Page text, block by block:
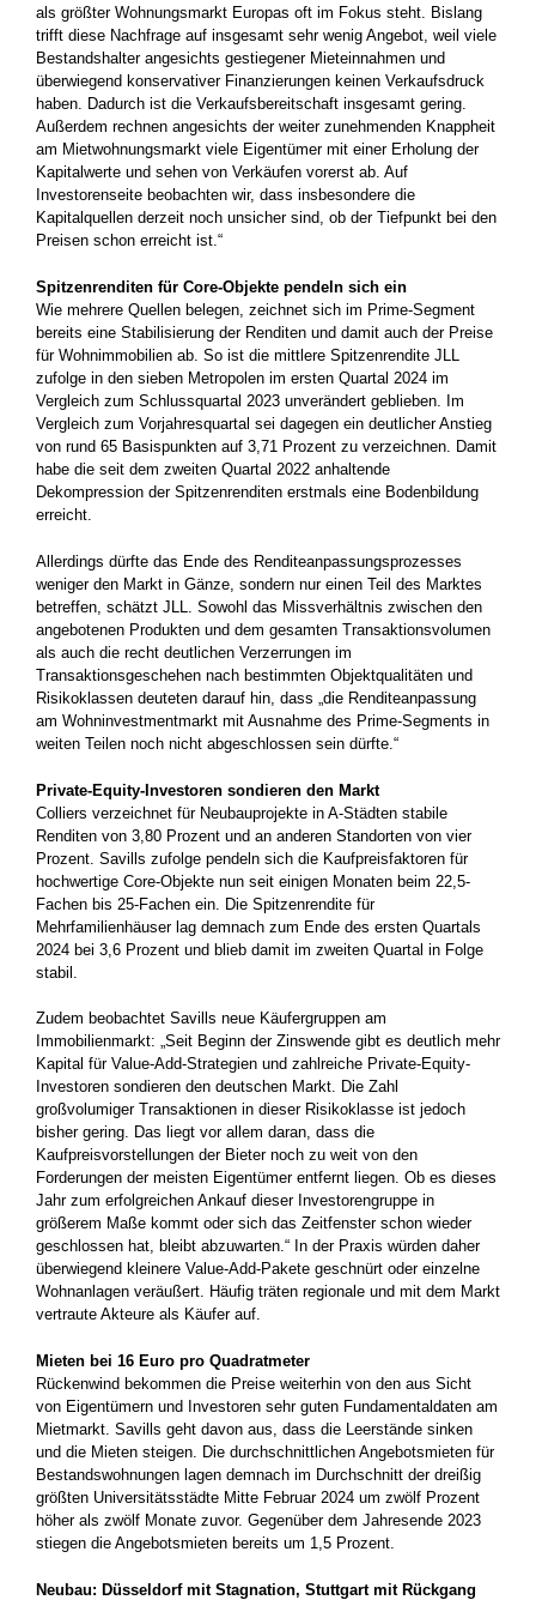
als größter Wohnungsmarkt Europas oft im Fokus steht. Bislang
trifft diese Nachfrage auf insgesamt sehr wenig Angebot, weil viele
Bestandshalter angesichts gestiegener Mieteinnahmen und
überwiegend konservativer Finanzierungen keinen Verkaufsdruck
haben. Dadurch ist die Verkaufsbereitschaft insgesamt gering.
Außerdem rechnen angesichts der weiter zunehmenden Knappheit
am Mietwohnungsmarkt viele Eigentümer mit einer Erholung der
Kapitalwerte und sehen von Verkäufen vorerst ab. Auf
Investorenseite beobachten wir, dass insbesondere die
Kapitalquellen derzeit noch unsicher sind, ob der Tiefpunkt bei den
Preisen schon erreicht ist.“
Spitzenrenditen für Core-Objekte pendeln sich ein
Wie mehrere Quellen belegen, zeichnet sich im Prime-Segment
bereits eine Stabilisierung der Renditen und damit auch der Preise
für Wohnimmobilien ab. So ist die mittlere Spitzenrendite JLL
zufolge in den sieben Metropolen im ersten Quartal 2024 im
Vergleich zum Schlussquartal 2023 unverändert geblieben. Im
Vergleich zum Vorjahresquartal sei dagegen ein deutlicher Anstieg
von rund 65 Basispunkten auf 3,71 Prozent zu verzeichnen. Damit
habe die seit dem zweiten Quartal 2022 anhaltende
Dekompression der Spitzenrenditen erstmals eine Bodenbildung
erreicht.
Allerdings dürfte das Ende des Renditeanpassungsprozesses
weniger den Markt in Gänze, sondern nur einen Teil des Marktes
betreffen, schätzt JLL. Sowohl das Missverhältnis zwischen den
angebotenen Produkten und dem gesamten Transaktionsvolumen
als auch die recht deutlichen Verzerrungen im
Transaktionsgeschehen nach bestimmten Objektqualitäten und
Risikoklassen deuteten darauf hin, dass „die Renditeanpassung
am Wohninvestmentmarkt mit Ausnahme des Prime-Segments in
weiten Teilen noch nicht abgeschlossen sein dürfte.“
Private-Equity-Investoren sondieren den Markt
Colliers verzeichnet für Neubauprojekte in A-Städten stabile
Renditen von 3,80 Prozent und an anderen Standorten von vier
Prozent. Savills zufolge pendeln sich die Kaufpreisfaktoren für
hochwertige Core-Objekte nun seit einigen Monaten beim 22,5-
Fachen bis 25-Fachen ein. Die Spitzenrendite für
Mehrfamilienhäuser lag demnach zum Ende des ersten Quartals
2024 bei 3,6 Prozent und blieb damit im zweiten Quartal in Folge
stabil.
Zudem beobachtet Savills neue Käufergruppen am
Immobilienmarkt: „Seit Beginn der Zinswende gibt es deutlich mehr
Kapital für Value-Add-Strategien und zahlreiche Private-Equity-
Investoren sondieren den deutschen Markt. Die Zahl
großvolumiger Transaktionen in dieser Risikoklasse ist jedoch
bisher gering. Das liegt vor allem daran, dass die
Kaufpreisvorstellungen der Bieter noch zu weit von den
Forderungen der meisten Eigentümer entfernt liegen. Ob es dieses
Jahr zum erfolgreichen Ankauf dieser Investorengruppe in
größerem Maße kommt oder sich das Zeitfenster schon wieder
geschlossen hat, bleibt abzuwarten.“ In der Praxis würden daher
überwiegend kleinere Value-Add-Pakete geschnürt oder einzelne
Wohnanlagen veräußert. Häufig träten regionale und mit dem Markt
vertraute Akteure als Käufer auf.
Mieten bei 16 Euro pro Quadratmeter
Rückenwind bekommen die Preise weiterhin von den aus Sicht
von Eigentümern und Investoren sehr guten Fundamentaldaten am
Mietmarkt. Savills geht davon aus, dass die Leerstände sinken
und die Mieten steigen. Die durchschnittlichen Angebotsmieten für
Bestandswohnungen lagen demnach im Durchschnitt der dreißig
größten Universitätsstädte Mitte Februar 2024 um zwölf Prozent
höher als zwölf Monate zuvor. Gegenüber dem Jahresende 2023
stiegen die Angebotsmieten bereits um 1,5 Prozent.
Neubau: Düsseldorf mit Stagnation, Stuttgart mit Rückgang